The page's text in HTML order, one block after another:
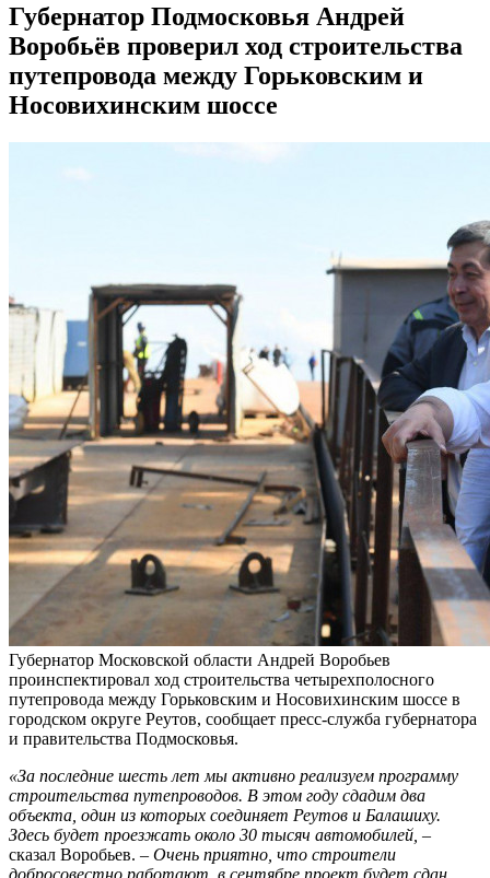
Губернатор Подмосковья Андрей
Воробьёв проверил ход строительства
путепровода между Горьковским и
Носовихинским шоссе
Губернатор Московской области Андрей Воробьев
проинспектировал ход строительства четырехполосного
путепровода между Горьковским и Носовихинским шоссе в
городском округе Реутов, сообщает пресс-служба губернатора
и правительства Подмосковья.
«За последние шесть лет мы активно реализуем программу
строительства путепроводов. В этом году сдадим два
объекта, один из которых соединяет Реутов и Балашиху.
Здесь будет проезжать около 30 тысяч автомобилей, –
сказал Воробьев. – Очень приятно, что строители
добросовестно работают, в сентябре проект будет сдан,